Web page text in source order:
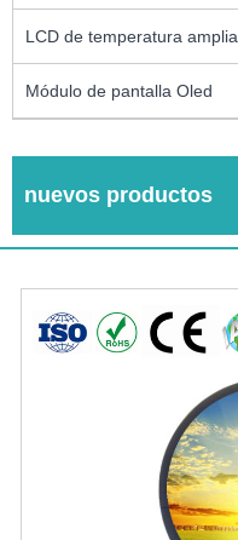
LCD de temperatura amplia
Módulo de pantalla Oled
nuevos productos